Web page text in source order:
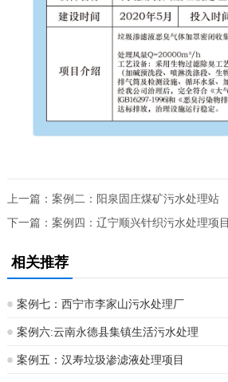
上一篇： 案例二：阳泉固庄煤矿污水处理站
下一篇： 案例四：辽宁顺兴针织污水处理项目
相关推荐
案例七：西宁市李家山污水处理厂
案例六:云南永德县集镇生活污水处理
案例五：汉寿垃圾渗滤液处理项目